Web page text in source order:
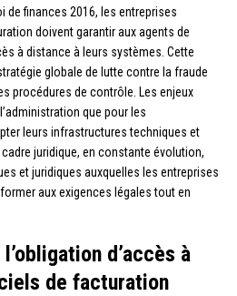
de finances 2016, les entreprises
doivent garantir aux agents de
à distance à leurs systèmes. Cette
globale de lutte contre la fraude
procédures de contrôle. Les enjeux
que pour les
leurs infrastructures techniques et
juridique, en constante évolution,
et juridiques auxquelles les entreprises
aux exigences légales tout en
d’accès à
de facturation